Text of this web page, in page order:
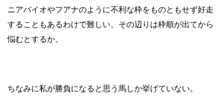
ニアバイオやフアナのように不利な枠をものともせず好走
することもあるわけで難しい。その辺りは枠順が出てから
悩むとするか。
ちなみに私が勝負になると思う馬しか挙げていない。